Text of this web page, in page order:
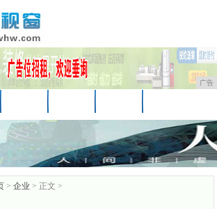
广告
企业
> 企业 > 正文 >